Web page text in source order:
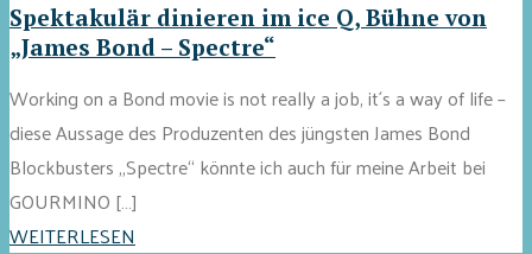
Spektakulär dinieren im ice Q, Bühne von
„James Bond – Spectre“
Working on a Bond movie is not really a job, it´s a way of life –
diese Aussage des Produzenten des jüngsten James Bond
Blockbusters „Spectre“ könnte ich auch für meine Arbeit bei
GOURMINO […]
WEITERLESEN